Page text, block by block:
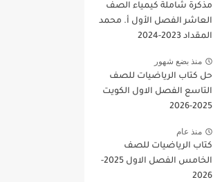
مذكرة شاملة كيمياء الصف
العاشر الفصل الأول أ. محمد
المقداد 2023-2024
منذ بضع شهور
حل كتاب الرياضيات للصف
التاسع الفصل الاول الكويت
2025-2026
منذ عام
كتاب الرياضيات للصف
الخامس الفصل الاول 2025-
2026